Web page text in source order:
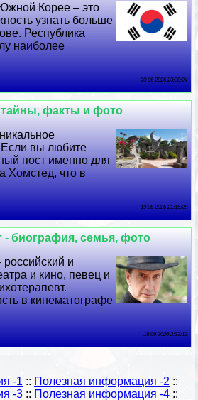
Корее – это
узнать больше
Республика
наиболее
20 06 2026 23:30:24
факты и фото
вы любите
пост именно для
Хомстед, что в
19 06 2026 21:15:28
- биография, семья, фото
и
и кино, певец и
в кинематографе
18 06 2026 2:33:12
-1 :: Полезная информация -2 ::
-3 :: Полезная информация -4 ::